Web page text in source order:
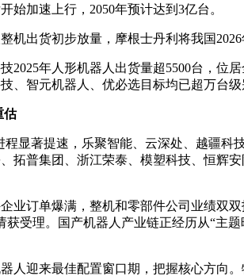
始加速上行，2050年预计达到3亿台。
机出货初步放量，摩根士丹利将我国
2025年人形机器人出货量超5500台，位
、智元机器人、优必选目标均已超万台
估
显著提速，乐聚智能、云深处、越疆
拓普集团、浙江荣泰、模塑科技、恒辉
业订单爆满，整机和零部件公司业绩双
获受理。国产机器人产业链正经历从“主
人迎来最佳配置窗口期，把握核心方向